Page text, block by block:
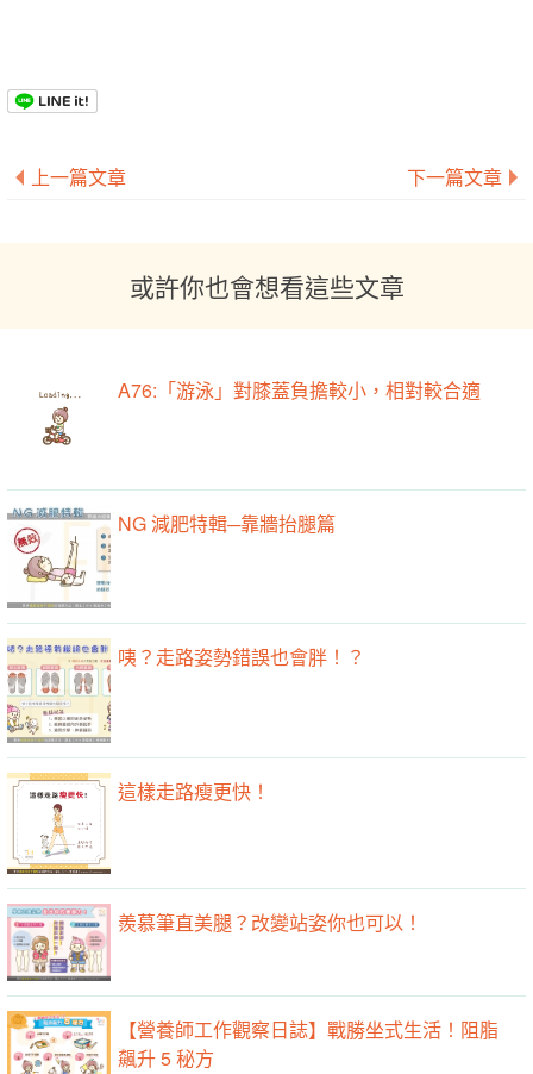
上一篇文章 下一篇文章
或許你也會想看這些文章
A76:「游泳」對膝蓋負擔較小，相對較合適
NG 減肥特輯─靠牆抬腿篇
咦？走路姿勢錯誤也會胖！？
這樣走路瘦更快！
羨慕筆直美腿？改變站姿你也可以！
【營養師工作觀察日誌】戰勝坐式生活！阻脂
飆升 5 秘方